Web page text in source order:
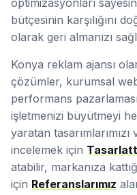
optimizasyonları
bütçesinin karşılığını
olarak geri almanızı
Konya reklam ajansı
çözümler, kurumsal
performans
işletmenizi büyütmeyi
yaratan
incelemek için
atabilir, markanıza
için Referanslarımız